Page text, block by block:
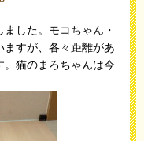
した。モコちゃん・
ますが、各々距離があ
。猫のまろちゃんは今